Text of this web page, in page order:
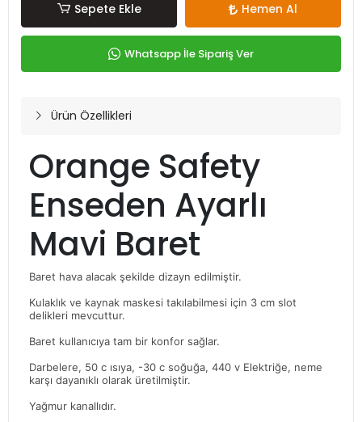
Sepete Ekle Hemen Al
Whatsapp İle Sipariş Ver
Ürün Özellikleri
Orange Safety
Enseden Ayarlı
Mavi Baret
Baret hava alacak şekilde dizayn edilmiştir.
Kulaklık ve kaynak maskesi takılabilmesi için 3 cm slot
delikleri mevcuttur.
Baret kullanıcıya tam bir konfor sağlar.
Darbelere, 50 c ısıya, -30 c soğuğa, 440 v Elektriğe, neme
karşı dayanıklı olarak üretilmiştir.
Yağmur kanallıdır.